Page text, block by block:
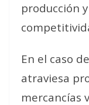
producción
En el caso
atraviesa
mercancías